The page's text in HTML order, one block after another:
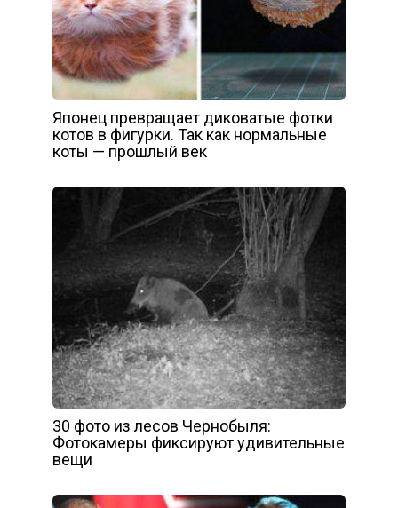
Японец превращает диковатые фотки
котов в фигурки. Так как нормальные
коты — прошлый век
30 фото из лесов Чернобыля:
Фотокамеры фиксируют удивительные
вещи